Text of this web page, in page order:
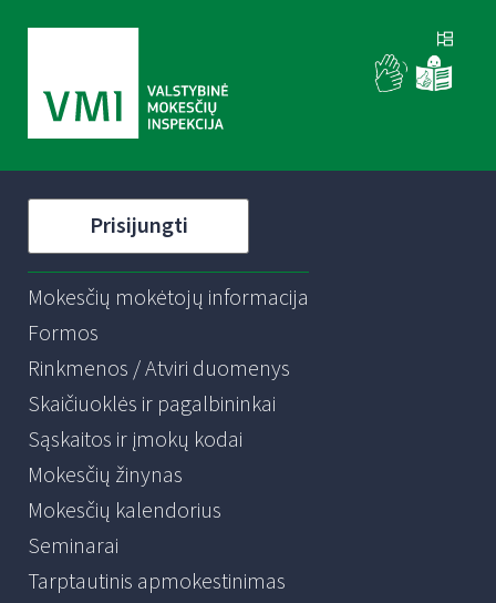
Prisijungti
Mokesčių mokėtojų informacija
Formos
Rinkmenos / Atviri duomenys
Skaičiuoklės ir pagalbininkai
Sąskaitos ir įmokų kodai
Mokesčių žinynas
Mokesčių kalendorius
Seminarai
Tarptautinis apmokestinimas